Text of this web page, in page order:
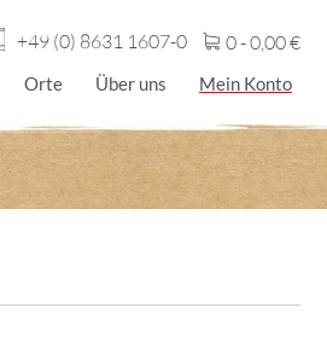
+49 (0) 8631 1607-0 0 -0,00€
Orte Über uns Mein Konto